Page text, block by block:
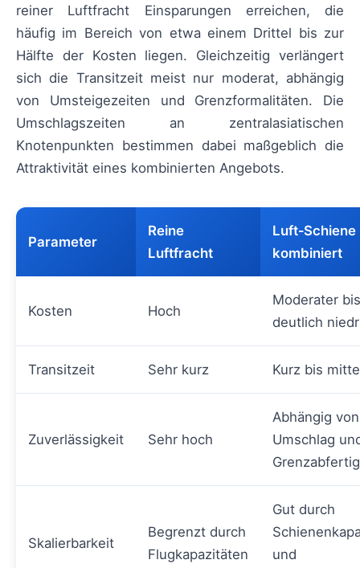
reiner Luftfracht Einsparungen erreichen, die
häufig im Bereich von etwa einem Drittel bis zur
Hälfte der Kosten liegen. Gleichzeitig verlängert
sich die Transitzeit meist nur moderat, abhängig
von Umsteigezeiten und Grenzformalitäten. Die
Umschlagszeiten an zentralasiatischen
Knotenpunkten bestimmen dabei maßgeblich die
Attraktivität eines kombinierten Angebots.
Parameter
Reine
Luftfracht
Luft‑Schiene
kombiniert
Kosten Hoch
Moderater bis
deutlich
Transitzeit Sehr kurz Kurz bis
Zuverlässigkeit Sehr hoch
Abhängig von
Umschlag
Skalierbarkeit
Begrenzt durch
Flugkapazitäten
Gut durch
und